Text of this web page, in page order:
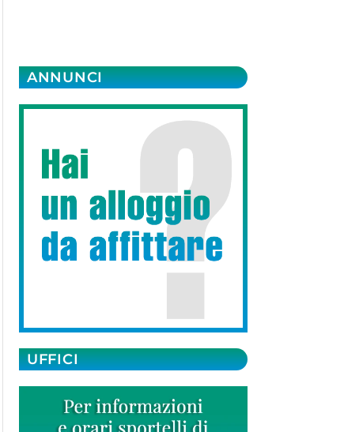
ANNUNCI
UFFICI